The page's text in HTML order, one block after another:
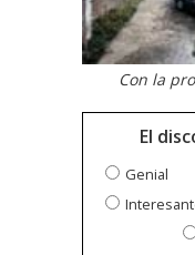
Con la
El
Genial